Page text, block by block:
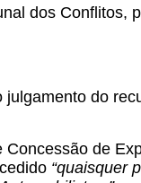
dos Conflitos,
do
de
“quaisquer